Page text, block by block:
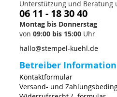
Unterstützung und Beratung
06 11 - 18 30 40
Montag bis Donnerstag
von 09:00 bis 15:00 Uhr
hallo@stempel-kuehl.de
Betreiber Information
Kontaktformular
Versand- und